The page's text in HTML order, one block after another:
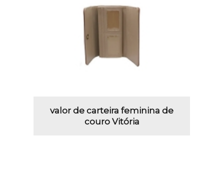
valor de carteira feminina de
couro Vitória